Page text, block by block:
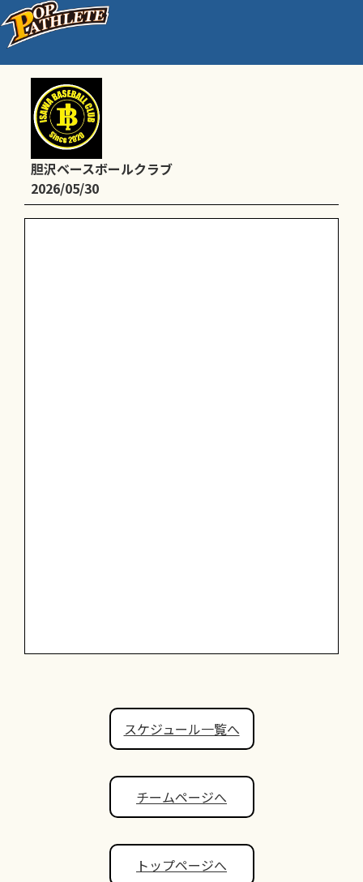
マクドナルド岩手県大会
胆沢ベースボールクラブ
2026/05/30
スケジュール一覧へ
チームページへ
トップページへ